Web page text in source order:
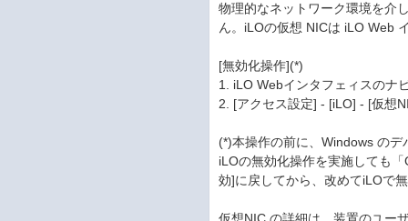
物理的なネットワーク環境を介
ん。iLOの仮想 NICは iLO Web
[無効化操作](*)
1. iLO Webインタフェィスのナ
2. [アクセス設定] - [iLO] - [仮想
(*)本操作の前に、Windows の
iLOの無効化操作を実施しても
効]に戻してから、改めてiLOで